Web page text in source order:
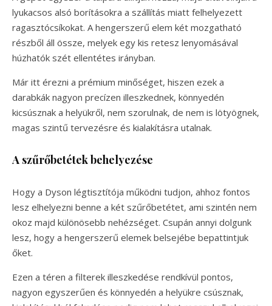
lyukacsos alsó borításokra a szállítás miatt felhelyezett
ragasztócsíkokat. A hengerszerű elem két mozgatható
részből áll össze, melyek egy kis retesz lenyomásával
húzhatók szét ellentétes irányban.
Már itt érezni a prémium minőséget, hiszen ezek a
darabkák nagyon precízen illeszkednek, könnyedén
kicsúsznak a helyükről, nem szorulnak, de nem is lötyögnek,
magas szintű tervezésre és kialakításra utalnak.
A szűrőbetétek behelyezése
Hogy a Dyson légtisztítója működni tudjon, ahhoz fontos
lesz elhelyezni benne a két szűrőbetétet, ami szintén nem
okoz majd különösebb nehézséget. Csupán annyi dolgunk
lesz, hogy a hengerszerű elemek belsejébe bepattintjuk
őket.
Ezen a téren a filterek illeszkedése rendkívül pontos,
nagyon egyszerűen és könnyedén a helyükre csúsznak,